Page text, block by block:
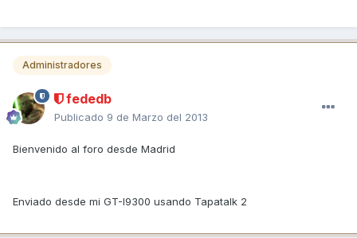
Administradores
fededb
Publicado 9 de Marzo del 2013
Bienvenido al foro desde Madrid
Enviado desde mi GT-I9300 usando Tapatalk 2